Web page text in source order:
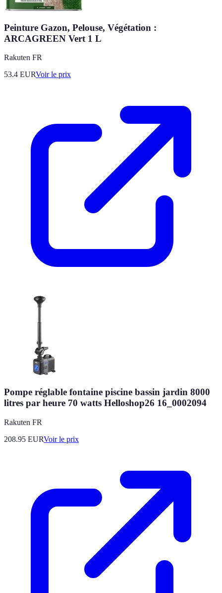
Peinture Gazon, Pelouse, Végétation :
ARCAGREEN Vert 1 L
Rakuten FR
53.4 EURVoir le prix
Pompe réglable fontaine piscine bassin jardin 8000
litres par heure 70 watts Helloshop26 16_0002094
Rakuten FR
208.95 EURVoir le prix